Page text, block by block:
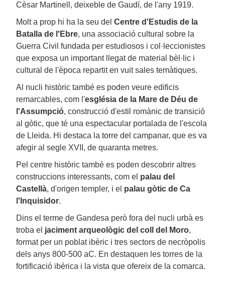
Cèsar Martinell, deixeble de Gaudí, de l'any 1919.
Molt a prop hi ha la seu del Centre d'Estudis de la
Batalla de l'Ebre, una associació cultural sobre la
Guerra Civil fundada per estudiosos i col·leccionistes
que exposa un important llegat de material bèl·lic i
cultural de l'època repartit en vuit sales temàtiques.
Al nucli històric també es poden veure edificis
remarcables, com l'església de la Mare de Déu de
l'Assumpció, construcció d'estil romànic de transició
al gòtic, que té una espectacular portalada de l'escola
de Lleida. Hi destaca la torre del campanar, que es va
afegir al segle XVII, de quaranta metres.
Pel centre històric també es poden descobrir altres
construccions interessants, com el palau del
Castellà, d'origen templer, i el palau gòtic de Ca
l'Inquisidor.
Dins el terme de Gandesa però fora del nucli urbà es
troba el jaciment arqueològic del coll del Moro,
format per un poblat ibèric i tres sectors de necròpolis
dels anys 800-500 aC. En destaquen les torres de la
fortificació ibèrica i la vista que ofereix de la comarca.